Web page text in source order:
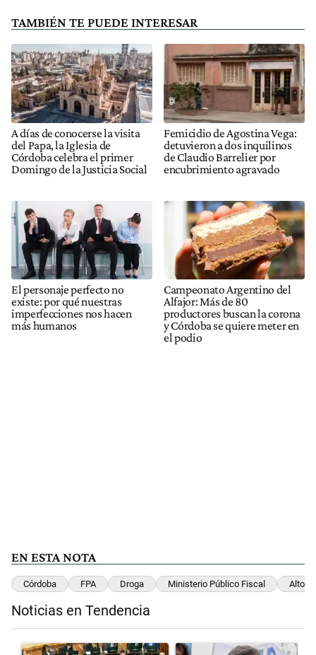
TAMBIÉN TE PUEDE INTERESAR
A días de conocerse la visita
del Papa, la Iglesia de
Córdoba celebra el primer
Domingo de la Justicia Social
Femicidio de Agostina Vega:
detuvieron a dos inquilinos
de Claudio Barrelier por
encubrimiento agravado
El personaje perfecto no
existe: por qué nuestras
imperfecciones nos hacen
más humanos
Campeonato Argentino del
Alfajor: Más de 80
productores buscan la corona
y Córdoba se quiere meter en
el podio
EN ESTA NOTA
Córdoba FPA Droga Ministerio Público Fiscal Alto
Noticias en Tendencia
Un artículo de tendencia con el título "La Rosada busca culpables
Un artículo de tendencia con el